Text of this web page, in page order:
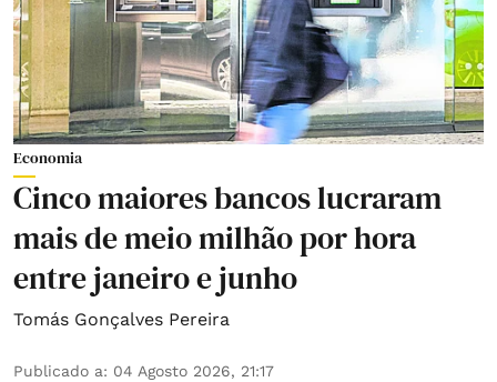
Economia
Cinco maiores bancos lucraram
mais de meio milhão por hora
entre janeiro e junho
Tomás Gonçalves Pereira
Publicado a: 04 Agosto 2026, 21:17